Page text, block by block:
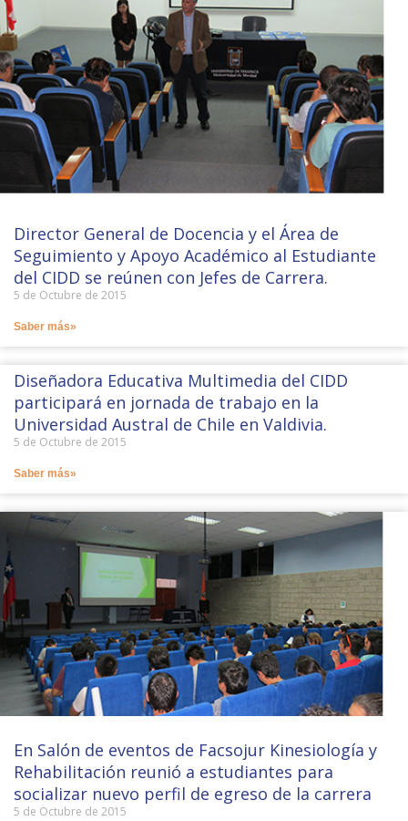
Director General de Docencia y el Área de
Seguimiento y Apoyo Académico al Estudiante
del CIDD se reúnen con Jefes de Carrera.
5 de Octubre de 2015
Saber más»
Diseñadora Educativa Multimedia del CIDD
participará en jornada de trabajo en la
Universidad Austral de Chile en Valdivia.
5 de Octubre de 2015
Saber más»
En Salón de eventos de Facsojur Kinesiología y
Rehabilitación reunió a estudiantes para
socializar nuevo perfil de egreso de la carrera
5 de Octubre de 2015